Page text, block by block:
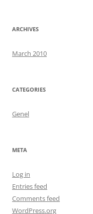
ARCHIVES
March 2010
CATEGORIES
Genel
META
Log in
Entries feed
Comments feed
WordPress.org